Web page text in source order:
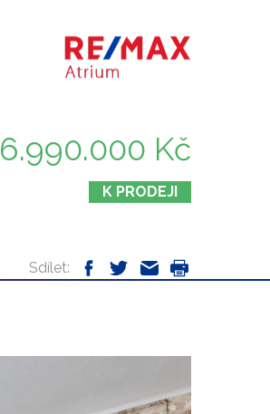
6.990.000 Kč
K PRODEJI
Sdílet: